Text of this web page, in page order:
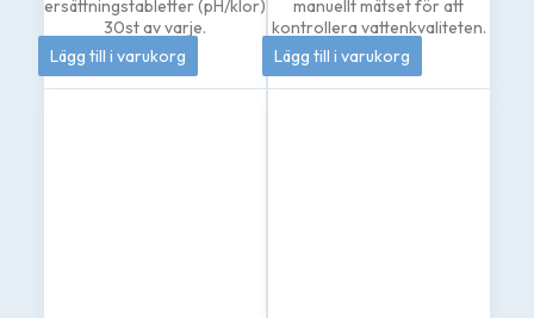
ersättningstabletter (pH/klor)
30st av varje.
144kr
Lägg till i varukorg
manuellt mätset för att
kontrollera vattenkvaliteten.
133kr
Lägg till i varukorg